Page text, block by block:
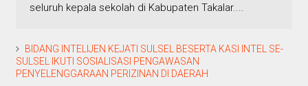
seluruh kepala sekolah di Kabupaten Takalar....
BIDANG INTELIJEN KEJATI SULSEL BESERTA KASI INTEL SE-
SULSEL IKUTI SOSIALISASI PENGAWASAN
PENYELENGGARAAN PERIZINAN DI DAERAH